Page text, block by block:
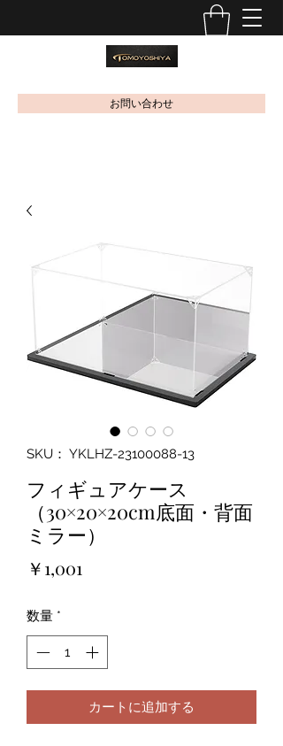
お問い合わせ
SKU： YKLHZ-23100088-13
フィギュアケース
（30×20×20cm底面・背面
ミラー）
￥1,001
数量 *
カートに追加する